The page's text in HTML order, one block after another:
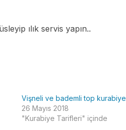
ılık servis yapın..
Vişneli ve bademli top kurabiye
26 Mayıs 2018
"Kurabiye Tarifleri" içinde